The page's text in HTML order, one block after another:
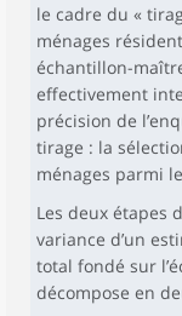
le cadre du «
ménages
échantillon-
effectivement
précision de
tirage : la
ménages parmi
Les deux étapes
variance d’un
total fondé sur
décompose en